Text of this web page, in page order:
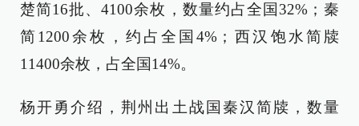
楚简16批、4100余枚，数量约占全国32%；秦
简1200余枚，约占全国4%；西汉饱水简牍
11400余枚，占全国14%。
杨开勇介绍，荆州出土战国秦汉简牍，数量